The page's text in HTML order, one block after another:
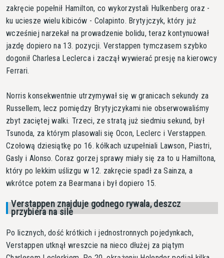
zakręcie popełnił Hamilton, co wykorzystali Hulkenberg oraz -
ku uciesze wielu kibiców - Colapinto. Brytyjczyk, który już
wcześniej narzekał na prowadzenie bolidu, teraz kontynuował
jazdę dopiero na 13. pozycji. Verstappen tymczasem szybko
dogonił Charlesa Leclerca i zaczął wywierać presję na kierowcy
Ferrari.
Norris konsekwentnie utrzymywał się w granicach sekundy za
Russellem, lecz pomiędzy Brytyjczykami nie obserwowaliśmy
zbyt zaciętej walki. Trzeci, ze stratą już siedmiu sekund, był
Tsunoda, za którym plasowali się Ocon, Leclerc i Verstappen.
Czołową dziesiątkę po 16. kółkach uzupełniali Lawson, Piastri,
Gasly i Alonso. Coraz gorzej sprawy miały się za to u Hamiltona,
który po lekkim uślizgu w 12. zakręcie spadł za Sainza, a
wkrótce potem za Bearmana i był dopiero 15.
Verstappen znajduje godnego rywala, deszcz
przybiera na sile
Po licznych, dość krótkich i jednostronnych pojedynkach,
Verstappen utknął wreszcie na nieco dłużej za piątym